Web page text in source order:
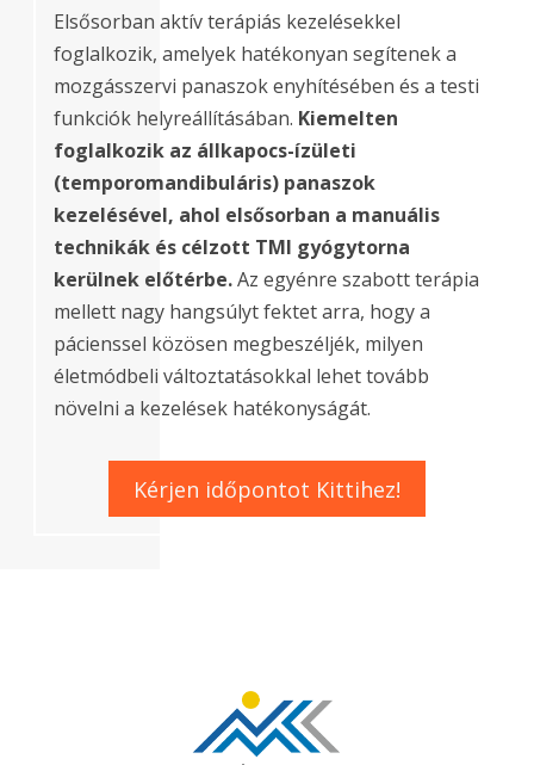
Elsősorban aktív terápiás kezelésekkel
foglalkozik, amelyek hatékonyan segítenek a
mozgásszervi panaszok enyhítésében és a testi
funkciók helyreállításában. Kiemelten
foglalkozik az állkapocs-ízületi
(temporomandibuláris) panaszok
kezelésével, ahol elsősorban a manuális
technikák és célzott TMI gyógytorna
kerülnek előtérbe.Az egyénre szabott terápia
mellett nagy hangsúlyt fektet arra, hogy a
pácienssel közösen megbeszéljék, milyen
életmódbeli változtatásokkal lehet tovább
növelni a kezelések hatékonyságát.
Kérjen időpontot Kittihez!